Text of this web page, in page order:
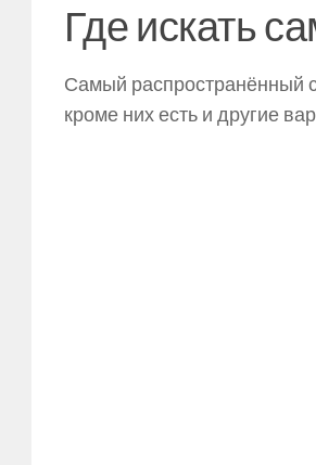
Где искать
Самый распространённый
кроме них есть и другие